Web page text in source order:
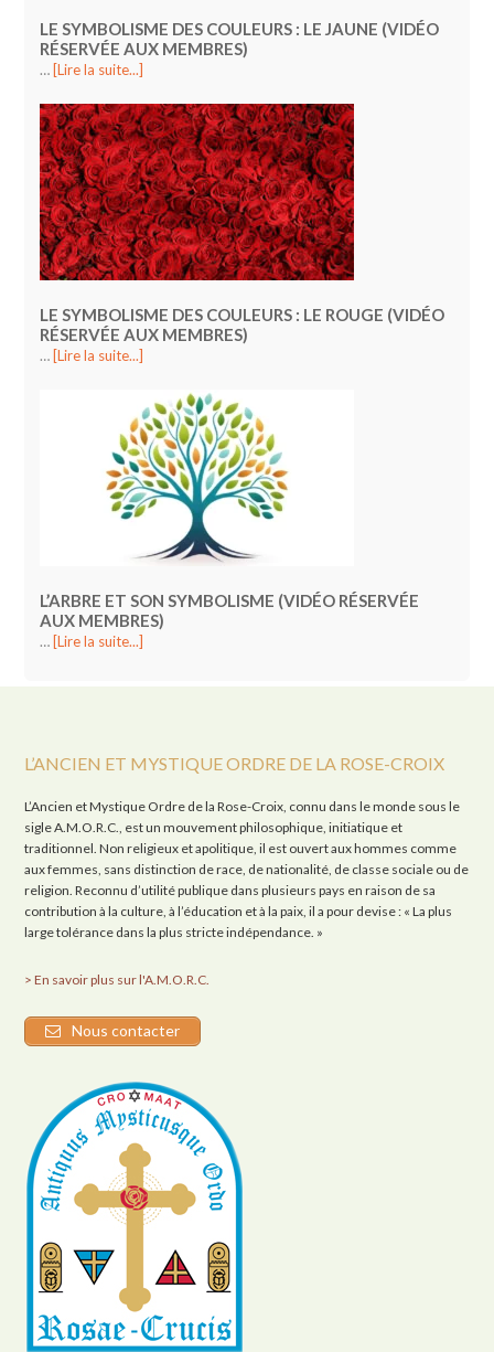
LE SYMBOLISME DES COULEURS : LE JAUNE (VIDÉO
RÉSERVÉE AUX MEMBRES)
… [Lire la suite...]
LE SYMBOLISME DES COULEURS : LE ROUGE (VIDÉO
RÉSERVÉE AUX MEMBRES)
… [Lire la suite...]
L’ARBRE ET SON SYMBOLISME (VIDÉO RÉSERVÉE
AUX MEMBRES)
… [Lire la suite...]
L’ANCIEN ET MYSTIQUE ORDRE DE LA ROSE-CROIX
L’Ancien et Mystique Ordre de la Rose-Croix, connu dans le monde sous le
sigle A.M.O.R.C., est un mouvement philosophique, initiatique et
traditionnel. Non religieux et apolitique, il est ouvert aux hommes comme
aux femmes, sans distinction de race, de nationalité, de classe sociale ou de
religion. Reconnu d’utilité publique dans plusieurs pays en raison de sa
contribution à la culture, à l’éducation et à la paix, il a pour devise : « La plus
large tolérance dans la plus stricte indépendance. »
> En savoir plus sur l'A.M.O.R.C.
Nous contacter